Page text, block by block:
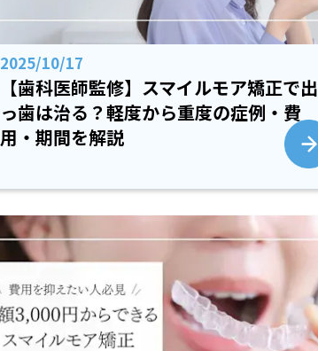
2025/10/17
【歯科医師監修】スマイルモア矯正で出
っ歯は治る？軽度から重度の症例・費
用・期間を解説